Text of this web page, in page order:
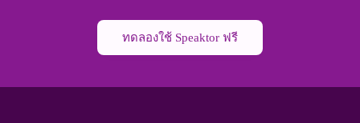
ทดลองใช้ Speaktor ฟรี